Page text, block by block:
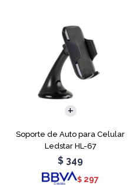
Soporte de Auto para Celular
Ledstar HL-67
$ 349
$ 297